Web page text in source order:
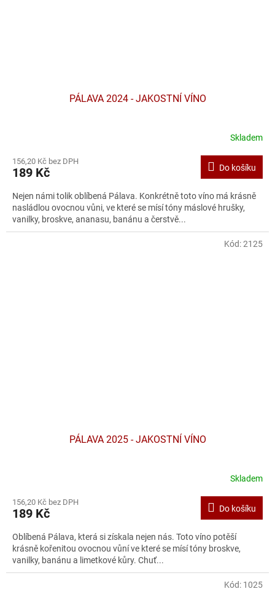
PÁLAVA 2024 - JAKOSTNÍ VÍNO
Skladem
156,20 Kč bez DPH
189 Kč Do košíku
Nejen námi tolik oblíbená Pálava. Konkrétně toto víno má krásně
nasládlou ovocnou vůni, ve které se mísí tóny máslové hrušky,
vanilky, broskve, ananasu, banánu a čerstvě...
PÁLAVA 2025 - JAKOSTNÍ VÍNO
Skladem
156,20 Kč bez DPH
189 Kč Do košíku
Oblíbená Pálava, která si získala nejen nás. Toto víno potěší
krásně kořenitou ovocnou vůní ve které se mísí tóny broskve,
vanilky, banánu a limetkové kůry. Chuť...
Kód:2125
Kód: 1025